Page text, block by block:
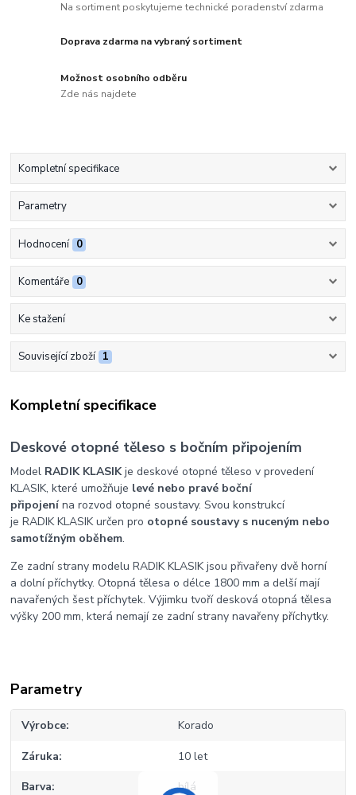
Na sortiment poskytujeme technické poradenství zdarma
Doprava zdarma na vybraný sortiment
Možnost osobního odběru
Zde nás najdete
Kompletní specifikace
Parametry
Hodnocení 0
Komentáře 0
Ke stažení
Související zboží 1
Kompletní specifikace
Deskové otopné těleso s bočním připojením
Model RADIK KLASIKje deskové otopné těleso v provedení
KLASIK, které umožňuje levé nebo pravé boční
připojenína rozvod otopné soustavy. Svou konstrukcí
je RADIK KLASIK určen pro otopné soustavy s nuceným nebo
samotížným oběhem.
Ze zadní strany modelu RADIK KLASIK jsou přivařeny dvě horní
a dolní příchytky. Otopná tělesa o délce 1800 mm a delší mají
navařených šest příchytek. Výjimku tvoří desková otopná tělesa
výšky 200 mm, která nemají ze zadní strany navařeny příchytky.
Parametry
Výrobce Korado
Záruka 10 let
Barva bílá